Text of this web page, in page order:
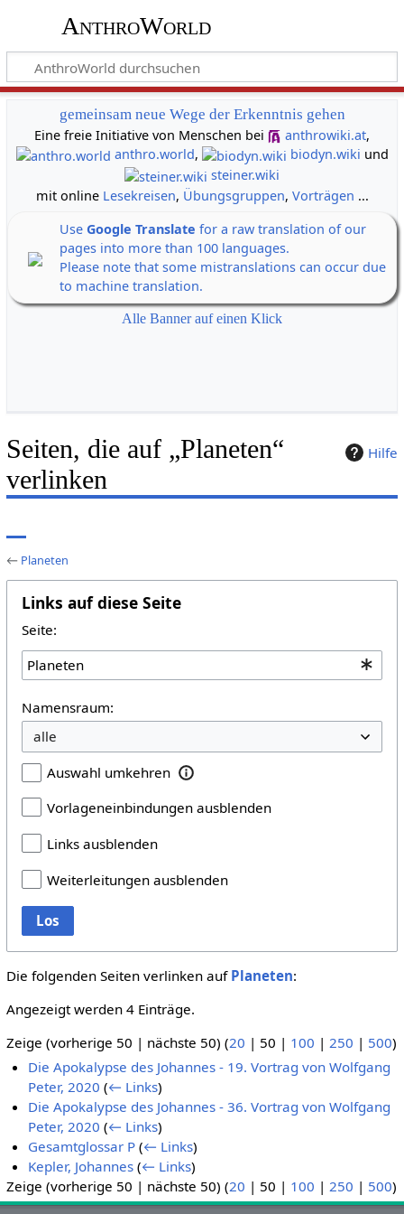
AnthroWorld
gemeinsam neue Wege der Erkenntnis gehen
Eine freie Initiative von Menschen bei
anthrowiki.at,
anthro.world, biodyn.wiki und
steiner.wiki
mit online Lesekreisen, Übungsgruppen, Vorträgen ...
Use Google Translate for a raw translation of our
pages into more than 100 languages.
Please note that some mistranslations can occur due
to machine translation.
Alle Banner auf einen Klick
Hilfe
Seiten, die auf „Planeten“
verlinken
← Planeten
Links auf diese Seite
Seite:
Namensraum:
Auswahl umkehren
Vorlageneinbindungen ausblenden
Links ausblenden
Weiterleitungen ausblenden
Los
Die folgenden Seiten verlinken auf Planeten:
Angezeigt werden 4 Einträge.
Zeige (vorherige 50 | nächste 50) (20 | 50 | 100 | 250 | 500)
Die Apokalypse des Johannes - 19. Vortrag von Wolfgang
Peter, 2020 (← Links)
Die Apokalypse des Johannes - 36. Vortrag von Wolfgang
Peter, 2020 (← Links)
Gesamtglossar P (← Links)
Kepler, Johannes (← Links)
Zeige (vorherige 50 | nächste 50) (20 | 50 | 100 | 250 | 500)